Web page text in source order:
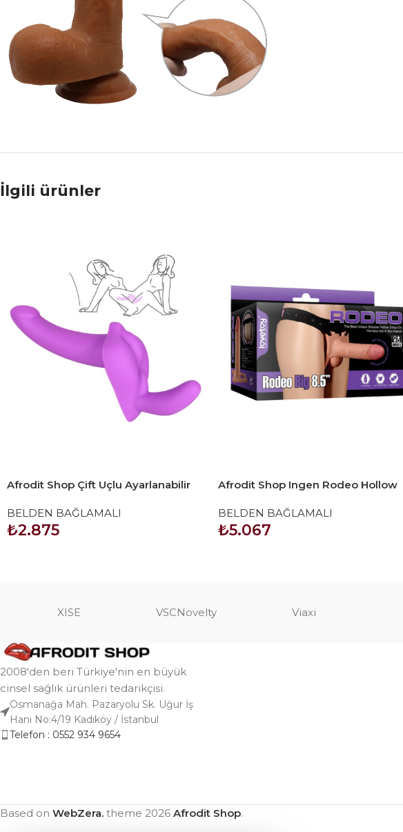
İlgili ürünler
Afrodit Shop Çift Uçlu Ayarlanabilir
BELDEN BAĞLAMALI
₺2.875
Afrodit Shop Ingen Rodeo Hollow
BELDEN BAĞLAMALI
₺5.067
XISE VSCNovelty Viaxi
2008'den beri Türkiye'nin en büyük
cinsel sağlık ürünleri tedarikçisi.
Osmanağa Mah. Pazaryolu Sk. Uğur İş
Hanı No:4/19 Kadıköy / İstanbul
Telefon : 0552 934 9654
Based on WebZera. theme 2026 Afrodit Shop.